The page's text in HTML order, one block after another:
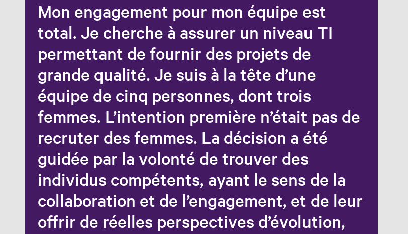
Mon engagement pour mon équipe est
total. Je cherche à assurer un niveau TI
permettant de fournir des projets de
grande qualité. Je suis à la tête d’une
équipe de cinq personnes, dont trois
femmes. L’intention première n’était pas de
recruter des femmes. La décision a été
guidée par la volonté de trouver des
individus compétents, ayant le sens de la
collaboration et de l’engagement, et de leur
offrir de réelles perspectives d’évolution,